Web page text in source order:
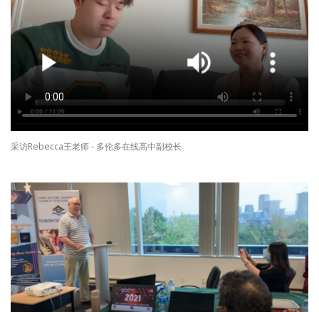
采访Rebecca王老师 - 多伦多在线高中副校长